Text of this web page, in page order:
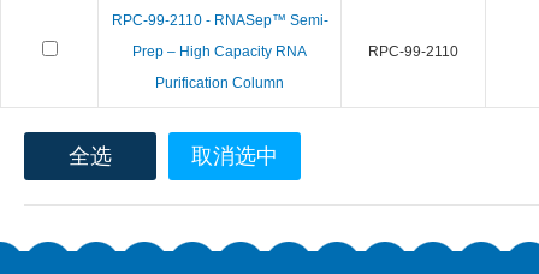
RPC-99-2110 - RNASep™ Semi-
Prep – High Capacity RNA
Purification Column
RPC-99-2110
全选 取消选中